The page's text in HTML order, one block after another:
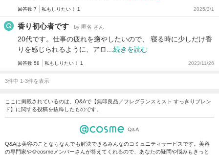
回答数 7 私もしりたい！ 1 2025/3/1
香り初心者です by 匿名 さん
20代です。仕事の疲れを癒やしたいので、 寝る時に少しだけ香
りを感じられるように、アロ… 続きを読む
回答数 58 私もしりたい！ 1 2023/11/26
3件中 1-3件を表示
ここに掲載されているのは、Q&Aで【無印良品／フレグランスミスト すっきりブレン
ド】に関する投稿を抜粋したものです。
Q&Aは美容のことならなんでも解決できるみんなのコミュニティサービスです。美容
の専門家や＠cosmeメンバーさんが答えてくれるので、あなたの疑問や悩みもきっと